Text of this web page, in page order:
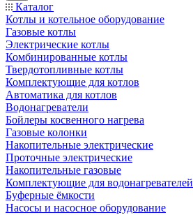
Каталог
Котлы и котельное оборудование
Газовые котлы
Электрические котлы
Комбинированные котлы
Твердотопливные котлы
Комплектующие для котлов
Автоматика для котлов
Водонагреватели
Бойлеры косвенного нагрева
Газовые колонки
Накопительные электрические
Проточные электрические
Накопительные газовые
Комплектующие для водонагревателей
Буферные ёмкости
Насосы и насосное оборудование